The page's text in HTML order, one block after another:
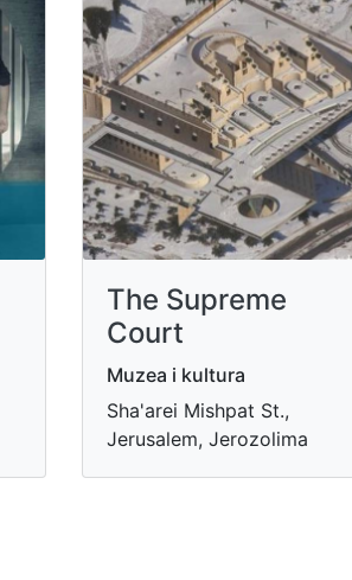
The Supreme
Court
Muzea i kultura
Sha'arei Mishpat St.,
Jerusalem, Jerozolima